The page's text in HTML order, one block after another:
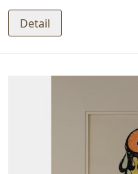
Detail